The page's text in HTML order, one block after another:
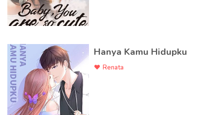
Hanya Kamu Hidupku
Renata